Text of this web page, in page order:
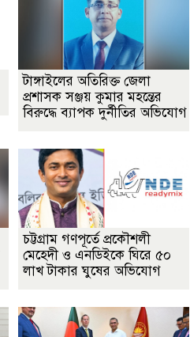
টাঙ্গাইলের অতিরিক্ত জেলা
প্রশাসক সঞ্জয় কুমার মহন্তের
বিরুদ্ধে ব্যাপক দুর্নীতির অভিযোগ
চট্টগ্রাম গণপূর্তে প্রকৌশলী
মেহেদী ও এনডিইকে ঘিরে ৫০
লাখ টাকার ঘুষের অভিযোগ